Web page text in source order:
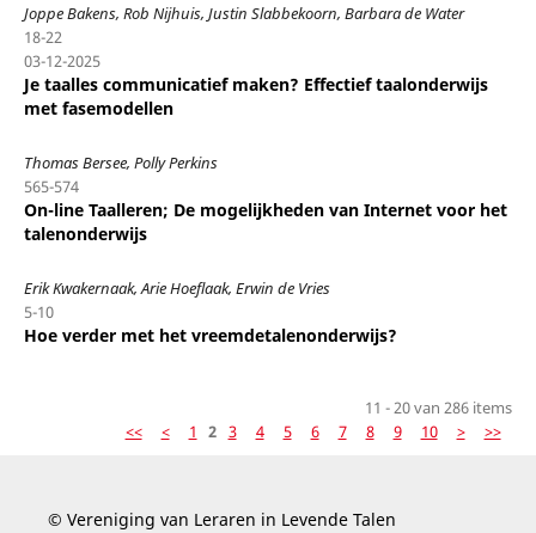
Joppe Bakens, Rob Nijhuis, Justin Slabbekoorn, Barbara de Water
18-22
03-12-2025
Je taalles communicatief maken? Effectief taalonderwijs
met fasemodellen
Thomas Bersee, Polly Perkins
565-574
On-line Taalleren; De mogelijkheden van Internet voor het
talenonderwijs
Erik Kwakernaak, Arie Hoeflaak, Erwin de Vries
5-10
Hoe verder met het vreemdetalenonderwijs?
11 - 20 van 286 items
<<
< 1 2 3 4 5 6 7 8 9 10 > >>
© Vereniging van Leraren in Levende Talen